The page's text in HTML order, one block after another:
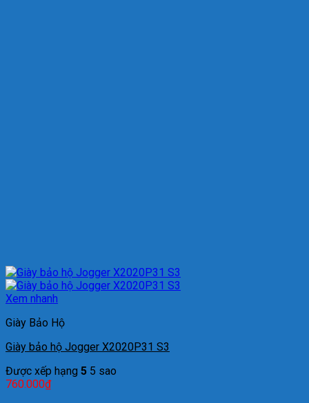
Xem nhanh
Giày Bảo Hộ
Giày bảo hộ Jogger X2020P31 S3
Được xếp hạng 5 5 sao
760.000₫